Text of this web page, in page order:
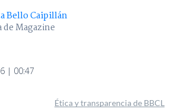
Bello Caipillán
Magazine
| 00:47
Ética y transparencia de BBCL